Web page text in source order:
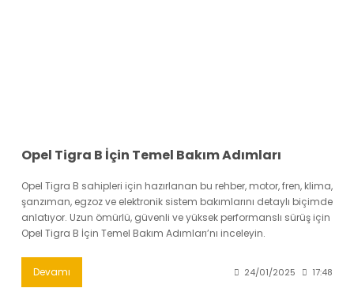
Opel Tigra B İçin Temel Bakım Adımları
Opel Tigra B sahipleri için hazırlanan bu rehber, motor, fren, klima,
şanzıman, egzoz ve elektronik sistem bakımlarını detaylı biçimde
anlatıyor. Uzun ömürlü, güvenli ve yüksek performanslı sürüş için
Opel Tigra B İçin Temel Bakım Adımları’nı inceleyin.
Devamı 24/01/2025 17:48